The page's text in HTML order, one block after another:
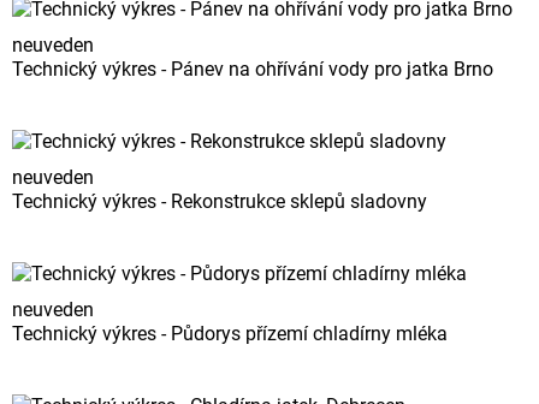
neuveden
Technický výkres - Pánev na ohřívání vody pro jatka Brno
neuveden
Technický výkres - Rekonstrukce sklepů sladovny
neuveden
Technický výkres - Půdorys přízemí chladírny mléka